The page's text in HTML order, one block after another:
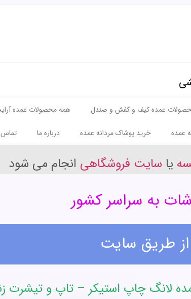
عمده کیف و کفش و صندل همه محصولات عمده
عمده خرید پوشاک مردانه عمده درباره ما تماس
یا سایت فروشگاهی انجام می شود
به سراسر کشور
طریق سایت
لانگ چاپ استیکر – تاپ و تیشرت